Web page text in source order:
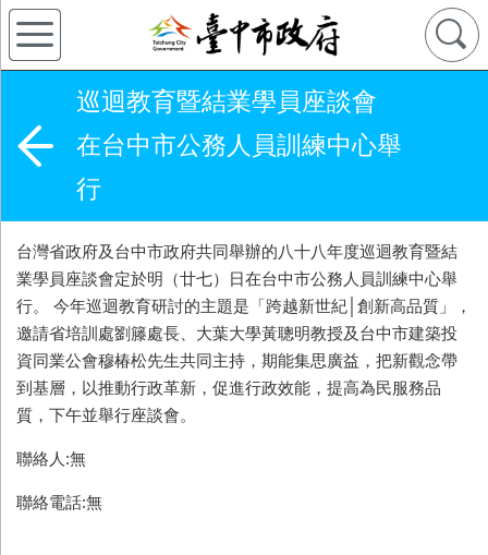
巡迴教育暨結業學員座談會
在台中市公務人員訓練中心舉
行
台灣省政府及台中市政府共同舉辦的八十八年度巡迴教育暨結
業學員座談會定於明（廿七）日在台中市公務人員訓練中心舉
行。 今年巡迴教育研討的主題是「跨越新世紀│創新高品質」，
邀請省培訓處劉籐處長、大葉大學黃聰明教授及台中市建築投
資同業公會穆椿松先生共同主持，期能集思廣益，把新觀念帶
到基層，以推動行政革新，促進行政效能，提高為民服務品
質，下午並舉行座談會。
聯絡人:無
聯絡電話:無